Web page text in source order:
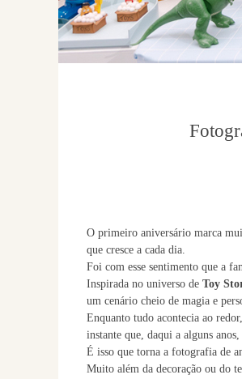
O primeiro aniversário marca
que cresce a cada dia.
Foi com esse sentimento que a
Inspirada no universo de Toy
um cenário cheio de magia e
Enquanto tudo acontecia ao
instante que, daqui a alguns
É isso que torna a fotografia de
Muito além da decoração ou do